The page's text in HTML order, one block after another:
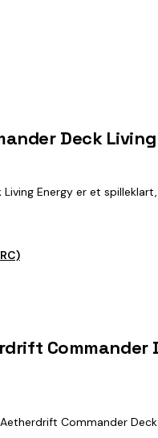
Deck
Energy er et
Commander
Commander